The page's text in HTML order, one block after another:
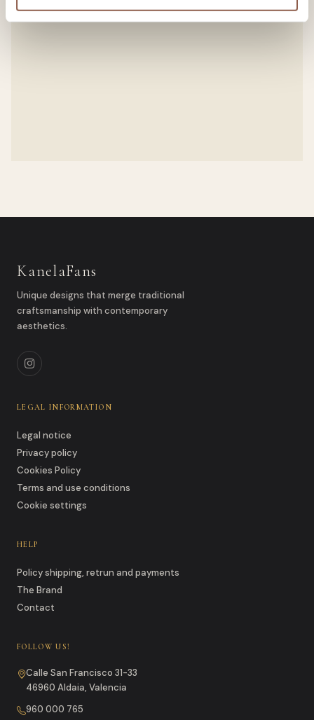
KanelaFans
Unique designs that merge traditional
craftsmanship with contemporary
aesthetics.
LEGAL INFORMATION
Legal notice
Privacy policy
Cookies Policy
Terms and use conditions
Cookie settings
HELP
Policy shipping, retrun and payments
The Brand
Contact
FOLLOW US!
Calle San Francisco 31-33
46960 Aldaia, Valencia
960 000 765